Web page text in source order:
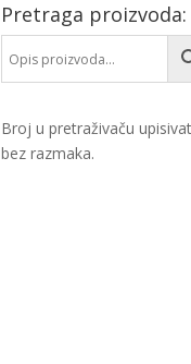
Pretraga proizvoda:
Broj u pretraživaču
bez razmaka.